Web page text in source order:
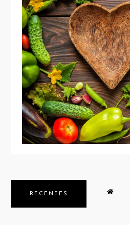
DIETA VEGETARIANA
DE MORTE POR
EM 40%
RECENTES